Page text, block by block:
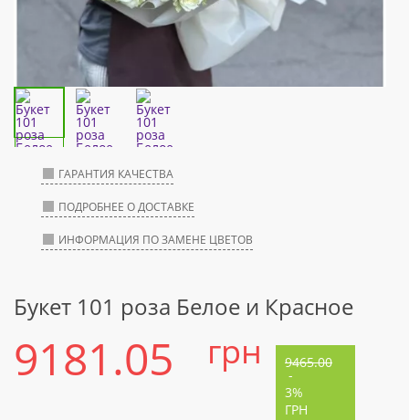
ГАРАНТИЯ КАЧЕСТВА
ПОДРОБНЕЕ О ДОСТАВКЕ
ИНФОРМАЦИЯ ПО ЗАМЕНЕ ЦВЕТОВ
Букет 101 роза Белое и Красное
9181.05 грн 9465.00
-
3%
ГРН